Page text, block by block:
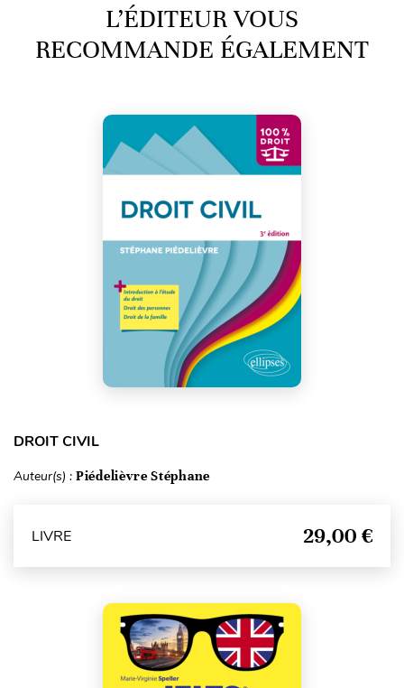
L’ÉDITEUR VOUS
RECOMMANDE ÉGALEMENT
DROIT CIVIL
Auteur(s) : Piédelièvre Stéphane
LIVRE 29,00 €